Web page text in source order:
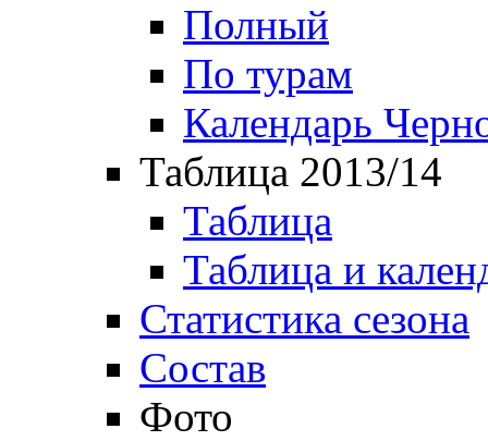
Полный
По турам
Календарь
Таблица 2013/14
Таблица
Таблица и
Статистика сезона
Состав
Фото